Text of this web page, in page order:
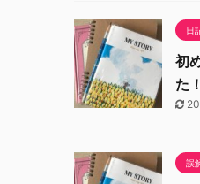
日
初
た
誤